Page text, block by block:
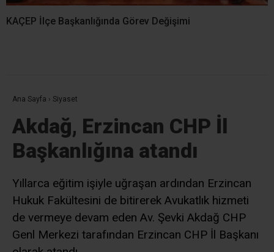
KAÇEP İlçe Başkanlığında Görev Değişimi
Ana Sayfa › Siyaset
Akdağ, Erzincan CHP İl
Başkanlığına atandı
Yıllarca eğitim işiyle uğraşan ardından Erzincan
Hukuk Fakültesini de bitirerek Avukatlık hizmeti
de vermeye devam eden Av. Şevki Akdağ CHP
Genl Merkezi tarafından Erzincan CHP İl Başkanı